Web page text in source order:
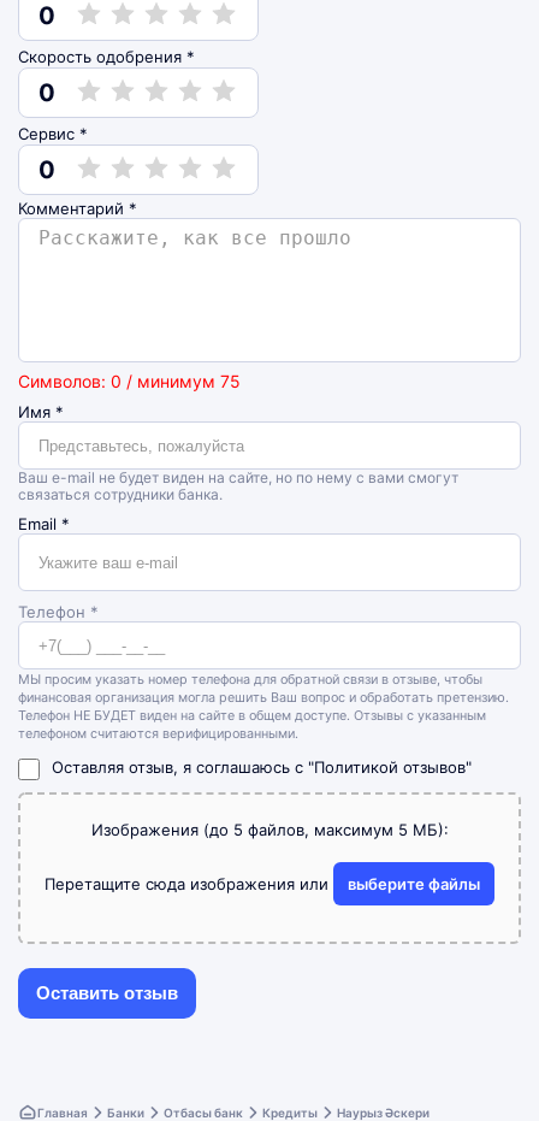
0
Скорость одобрения *
0
Сервис *
0
Комментарий *
Символов: 0 / минимум 75
Имя *
Ваш e-mail не будет виден на сайте, но по нему с вами смогут
связаться сотрудники банка.
Email *
Телефон *
МЫ просим указать номер телефона для обратной связи в отзыве, чтобы
финансовая организация могла решить Ваш вопрос и обработать претензию.
Телефон НЕ БУДЕТ виден на сайте в общем доступе. Отзывы с указанным
телефоном считаются верифицированными.
Оставляя отзыв, я соглашаюсь с "Политикой отзывов"
Изображения (до 5 файлов, максимум 5 МБ):
Перетащите сюда изображения или выберите файлы
Главная Банки Отбасы банк Кредиты Наурыз Әскери